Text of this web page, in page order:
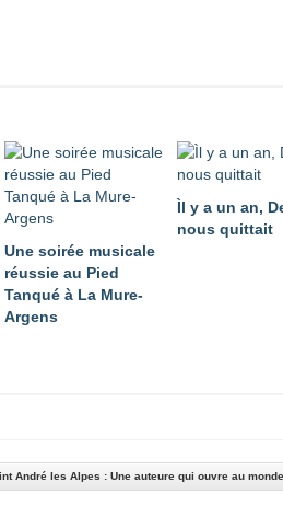
Une soirée musicale
réussie au Pied
Tanqué à La Mure-
Argens
Ìl y a un an,
nous quittait